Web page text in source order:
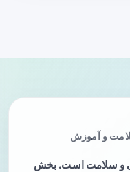
و آموزش
و سلامت است. بخش